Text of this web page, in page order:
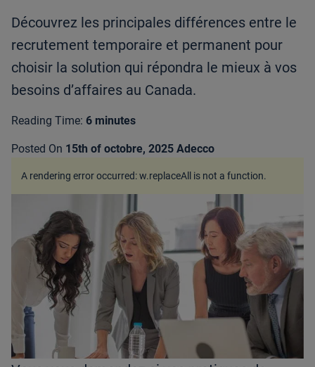
Découvrez les principales différences entre le
recrutement temporaire et permanent pour
choisir la solution qui répondra le mieux à vos
besoins d’affaires au Canada.
Reading Time: 6 minutes
Posted On 15th of octobre, 2025 Adecco
A rendering error occurred:w.replaceAll is not a function.